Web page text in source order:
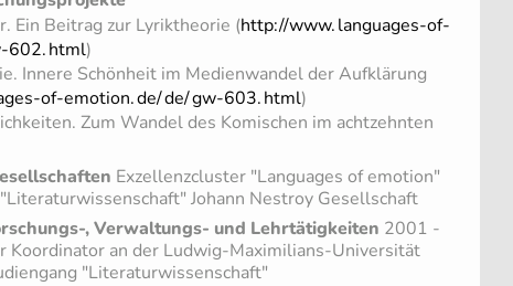
Ein Beitrag zur Lyriktheorie (http://www.languages-of-
602.html)
Innere Schönheit im Medienwandel der Aufklärung
of-emotion.de/de/gw-603.html)
Zum Wandel des Komischen im achtzehnten
Exzellenzcluster "Languages of emotion"
Johann Nestroy Gesellschaft
, Verwaltungs- und Lehrtätigkeiten 2001 -
Koordinator an der Ludwig-Maximilians-Universität
"Literaturwissenschaft"